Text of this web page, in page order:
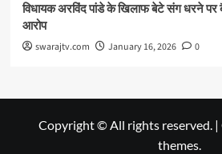
विधायक अरविंद पांडे के खिलाफ बेटे संग धरने पर
आरोप
swarajtv.com January 16, 2026 0
Copyright © All rights reserved. |
themes.